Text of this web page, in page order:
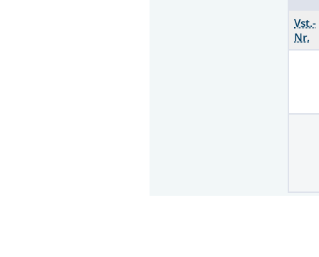
Vst.-
Nr.